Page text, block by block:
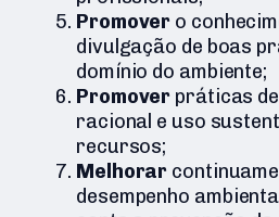
Promover o
divulgação de boas
domínio do ambiente;
Promover práticas
racional e uso
recursos;
Melhorar
desempenho